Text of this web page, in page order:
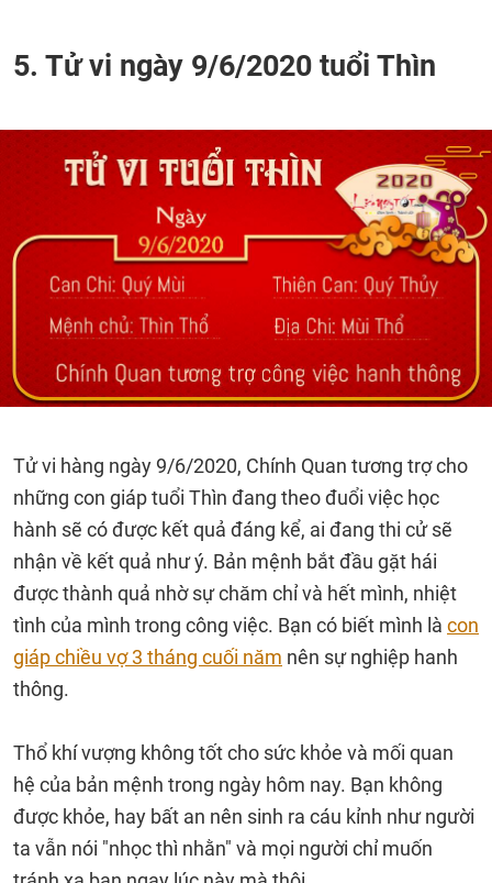
5. Tử vi ngày 9/6/2020 tuổi Thìn
Tử vi hàng ngày 9/6/2020, Chính Quan tương trợ cho
những con giáp tuổi Thìn đang theo đuổi việc học
hành sẽ có được kết quả đáng kể, ai đang thi cử sẽ
nhận về kết quả như ý. Bản mệnh bắt đầu gặt hái
được thành quả nhờ sự chăm chỉ và hết mình, nhiệt
tình của mình trong công việc. Bạn có biết mình là con
giáp chiều vợ 3 tháng cuối năm nên sự nghiệp hanh
thông.
Thổ khí vượng không tốt cho sức khỏe và mối quan
hệ của bản mệnh trong ngày hôm nay. Bạn không
được khỏe, hay bất an nên sinh ra cáu kỉnh như người
ta vẫn nói "nhọc thì nhằn" và mọi người chỉ muốn